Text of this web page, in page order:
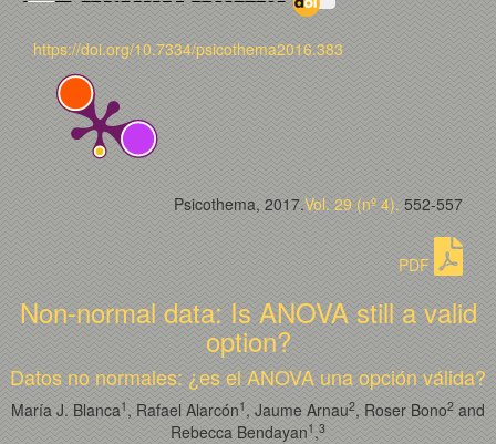
https://doi.org/10.7334/psicothema2016.383
Psicothema, 2017.Vol. 29 (nº 4). 552-557
PDF
Non-normal data: Is ANOVA still a valid
option?
Datos no normales: ¿es el ANOVA una opción válida?
María J. Blanca1 , Rafael Alarcón1 , Jaume Arnau2, Roser Bono2 and
Rebecca Bendayan1 ,3